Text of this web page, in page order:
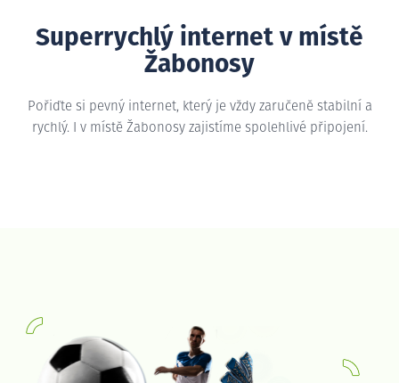
Superrychlý internet v místě
Žabonosy
Pořiďte si pevný internet, který je vždy zaručeně stabilní a
rychlý. I v místě Žabonosy zajistíme spolehlivé připojení.